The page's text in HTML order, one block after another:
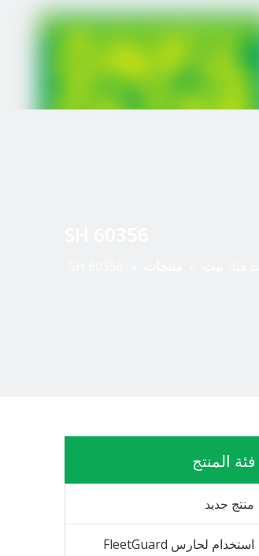
فئة المنتج
منتج جديد
استخدام لحارس FleetGuard